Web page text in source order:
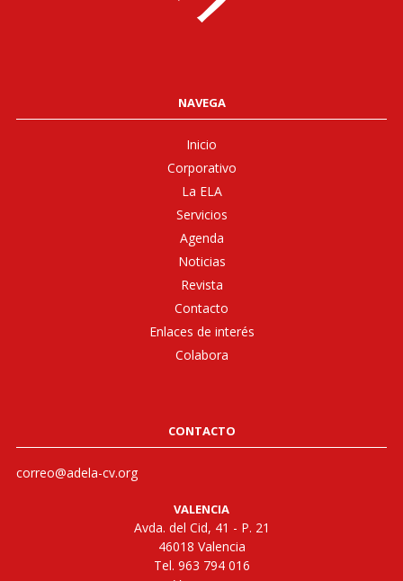
NAVEGA
Inicio
Corporativo
La ELA
Servicios
Agenda
Noticias
Revista
Contacto
Enlaces de interés
Colabora
CONTACTO
correo@adela-cv.org
VALENCIA
Avda. del Cid, 41 - P. 21
46018 Valencia
Tel. 963 794 016